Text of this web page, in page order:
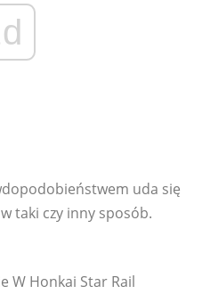
uda się
taki czy inny sposób.
W Honkai Star Rail